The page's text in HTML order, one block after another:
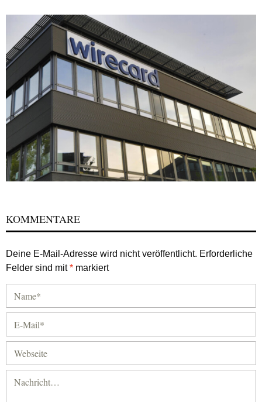
KOMMENTARE
Deine E-Mail-Adresse wird nicht veröffentlicht. Erforderliche
Felder sind mit* markiert